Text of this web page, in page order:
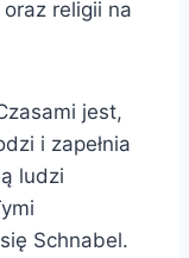
religii na
jest,
i zapełnia
ludzi
Schnabel.